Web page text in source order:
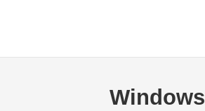
ス
Windows